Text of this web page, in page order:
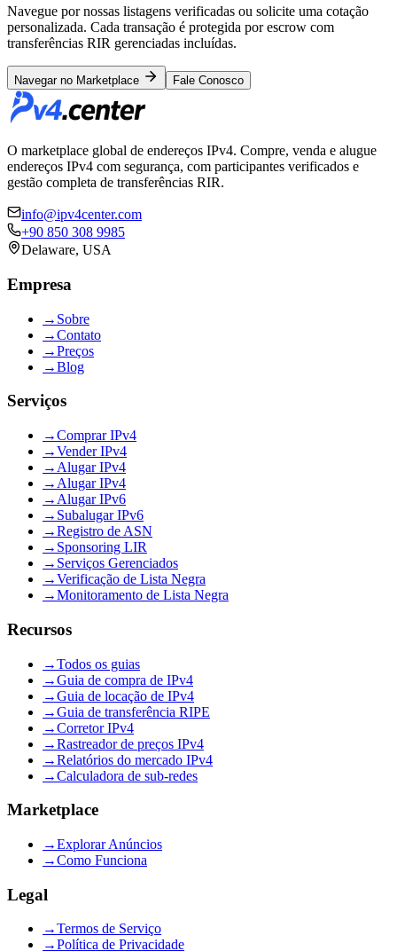
Navegue por nossas listagens verificadas ou solicite uma cotação
personalizada. Cada transação é protegida por escrow com
transferências RIR gerenciadas incluídas.
Navegar no Marketplace Fale Conosco
O marketplace global de endereços IPv4. Compre, venda e alugue
endereços IPv4 com segurança, com participantes verificados e
gestão completa de transferências RIR.
info@ipv4center.com
+90 850 308 9985
Delaware, USA
Empresa
→ Sobre
→Contato
→Preços
→Blog
Serviços
→Comprar IPv4
→Vender IPv4
→ Alugar IPv4
→ Alugar IPv4
→ Alugar IPv6
→ Subalugar IPv6
→Registro de ASN
→ Sponsoring LIR
→ Serviços Gerenciados
→Verificação de Lista Negra
→Monitoramento de Lista Negra
Recursos
→Todos os guias
→Guia de compra de IPv4
→Guia de locação de IPv4
→Guia de transferência RIPE
→Corretor IPv4
→Rastreador de preços IPv4
→Relatórios do mercado IPv4
→Calculadora de sub-redes
Marketplace
→Explorar Anúncios
→Como Funciona
Legal
→Termos de Serviço
→Política de Privacidade